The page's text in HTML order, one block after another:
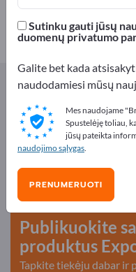
1
Exportpages
Maistas
Žuvis ir žuvies
Exportpages!
Poreikiai – Pasiūlymai
Publikuokite
produktus
Tapkite tiekėju dabar ir
Sutinku gauti jūsų
duomenų privatumo
Galite bet kada
naudodamiesi mūsų
Mes naudojame
Spustelėję toliau,
jūsų pateikta
naudojimo sąlygas.
PRENUMERUOTI